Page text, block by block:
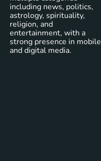
including news, politics,
astrology, spirituality,
religion, and
entertainment, with a
strong presence in mobile
and digital media.